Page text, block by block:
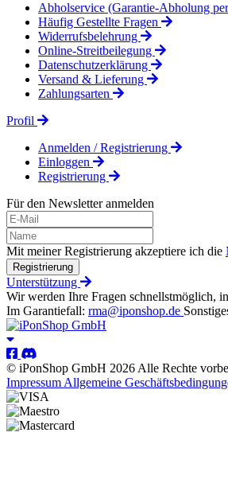
Abholservice (Garantie-Abholung
Häufig Gestellte Fragen
Widerrufsbelehrung
Online-Streitbeilegung
Datenschutzerklärung
Versand & Lieferung
Zahlungsarten
Profil
Anmelden / Registrierung
Einloggen
Registrierung
Für den Newsletter anmelden
Mit meiner Registrierung akzeptiere ich die
Registrierung
Unterstützung
Wir werden Ihre Fragen schnellstmöglich,
Im Garantiefall: rma@iponshop.de
© iPonShop GmbH 2026 Alle Rechte
Impressum Allgemeine